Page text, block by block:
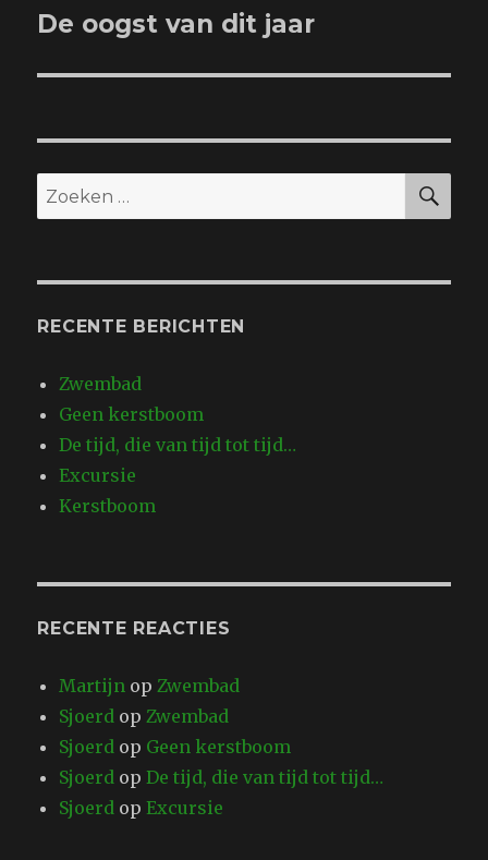
Volgend
De oogst van dit jaar
Zoeken
naar:
RECENTE BERICHTEN
Zwembad
Geen kerstboom
De tijd, die van tijd tot tijd…
Excursie
Kerstboom
RECENTE REACTIES
Martijn opZwembad
Sjoerd opZwembad
Sjoerd op Geen kerstboom
Sjoerd opDe tijd, die van tijd tot tijd…
Sjoerd opExcursie